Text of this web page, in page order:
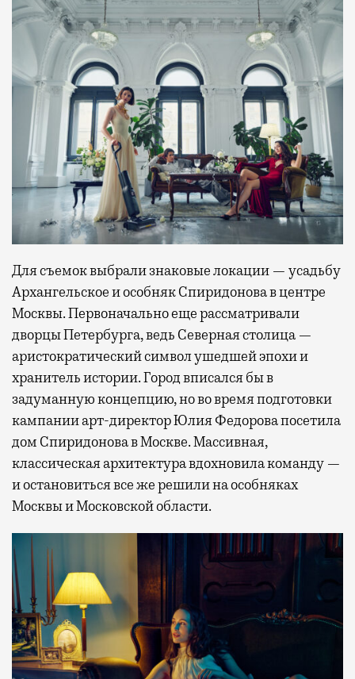
Для съемок выбрали знаковые локации — усадьбу
Архангельское и особняк Спиридонова в центре
Москвы. Первоначально еще рассматривали
дворцы Петербурга, ведь Северная столица —
аристократический символ ушедшей эпохи и
хранитель истории. Город вписался бы в
задуманную концепцию, но во время подготовки
кампании арт-директор Юлия Федорова посетила
дом Спиридонова в Москве. Массивная,
классическая архитектура вдохновила команду —
и остановиться все же решили на особняках
Москвы и Московской области.